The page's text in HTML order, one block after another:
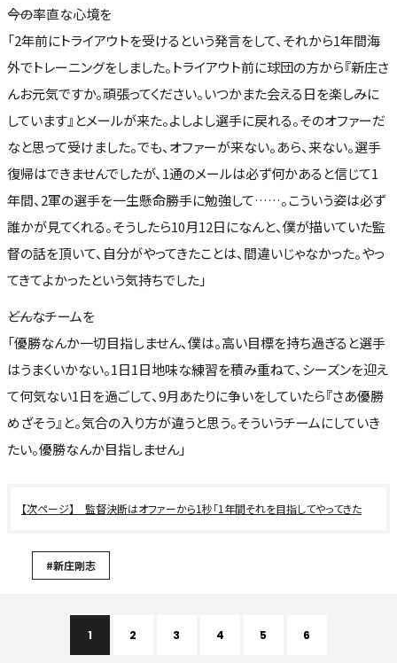
――今の率直な心境を
「2年前にトライアウトを受けるという発言をして、それから1年間海
外でトレーニングをしました。トライアウト前に球団の方から『新庄さ
んお元気ですか。頑張ってください。いつかまた会える日を楽しみに
しています』とメールが来た。よしよし選手に戻れる。そのオファーだ
なと思って受けました。でも、オファーが来ない。あら、来ない。選手
復帰はできませんでしたが、1通のメールは必ず何かあると信じて1
年間、2軍の選手を一生懸命勝手に勉強して……。こういう姿は必ず
誰かが見てくれる。そうしたら10月12日になんと、僕が描いていた監
督の話を頂いて、自分がやってきたことは、間違いじゃなかった。やっ
てきてよかったという気持ちでした」
――どんなチームを
「優勝なんか一切目指しません、僕は。高い目標を持ち過ぎると選手
はうまくいかない。1日1日地味な練習を積み重ねて、シーズンを迎え
て何気ない1日を過ごして、9月あたりに争いをしていたら『さあ優勝
めざそう』と。気合の入り方が違うと思う。そういうチームにしていき
たい。優勝なんか目指しません」
監督決断はオファーから1秒「1年間それを目指してやってきた
#新庄剛志
1 2 3 4 5 6